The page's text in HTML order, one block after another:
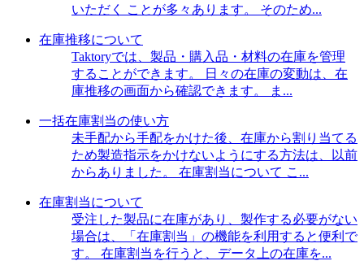
いただく ことが多々あります。 そのため...
在庫推移について
Taktoryでは、製品・購入品・材料の在庫を管理
することができます。 日々の在庫の変動は、在
庫推移の画面から確認できます。 ま...
一括在庫割当の使い方
未手配から手配をかけた後、在庫から割り当てる
ため製造指示をかけないようにする方法は、以前
からありました。 在庫割当について こ...
在庫割当について
受注した製品に在庫があり、製作する必要がない
場合は、「在庫割当」の機能を利用すると便利で
す。 在庫割当を行うと、データ上の在庫を...